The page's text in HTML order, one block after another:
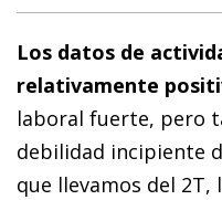
Los datos de
relativamente
laboral fuerte, pero
debilidad incipiente
que llevamos del 2T,